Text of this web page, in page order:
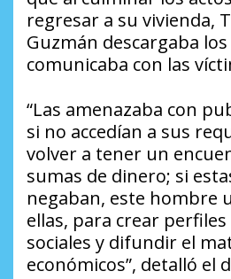
regresar a su vivienda,
Guzmán descargaba los
comunicaba con las
“Las amenazaba con
si no accedían a sus
volver a tener un
sumas de dinero; si
negaban, este hombre
ellas, para crear perfiles
sociales y difundir el
económicos”, detalló el